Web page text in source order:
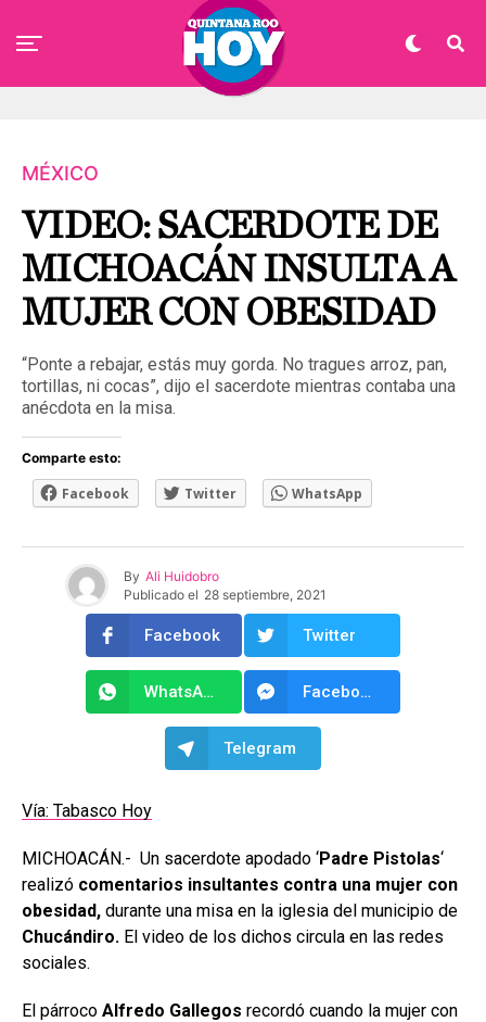
MÉXICO
VIDEO: SACERDOTE DE
MICHOACÁN INSULTA A
MUJER CON OBESIDAD
“Ponte a rebajar, estás muy gorda. No tragues arroz, pan,
tortillas, ni cocas”, dijo el sacerdote mientras contaba una
anécdota en la misa.
Comparte esto:
Facebook Twitter WhatsApp
By Ali Huidobro
Publicado el 28 septiembre, 2021
Facebook Twitter
WhatsApp Facebook Messenger
Telegram
Vía: Tabasco Hoy
MICHOACÁN.- Un sacerdote apodado ‘Padre Pistolas‘
realizó comentarios insultantes contra una mujer con
obesidad, durante una misa en la iglesia del municipio de
Chucándiro. El video de los dichos circula en las redes
sociales.
El párroco Alfredo Gallegos recordó cuando la mujer con